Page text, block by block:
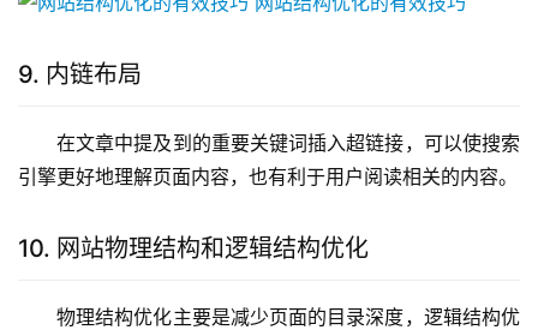
9. 内链布局
在文章中提及到的重要关键词插入超链接，可以使搜索
引擎更好地理解页面内容，也有利于用户阅读相关的内容。
10. 网站物理结构和逻辑结构优化
物理结构优化主要是减少页面的目录深度，逻辑结构优